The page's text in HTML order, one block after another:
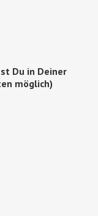
Du in Deiner
möglich)